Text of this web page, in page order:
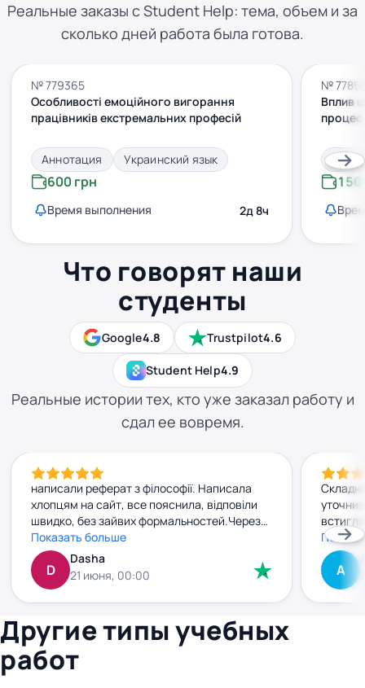
Реальные заказы с Student Help: тема, объем и за
сколько дней работа была готова.
№ 779365
Особливості емоційного вигорання
працівників екстремальних професій
Аннотация Украинский язык
600 грн
Время выполнения 2д 8ч
№
Вплив
процес
150
Google4.8 Trustpilot4.6
Student Help4.9
Что говорят наши
студенты
Реальные истории тех, кто уже заказал работу и
сдал ее вовремя.
написали реферат з філософії. Написала
хлопцям на сайт, все пояснила, відповіли
швидко, без зайвих формальностей.Через
добу вже мала готову роботу. Текст
нормальний, без води, прочитала — усе
зрозуміло. Заплатила заздалегідь, і жодних
сюрпризів чи “доплат” потім не було. Все
чітко й по-людськи. Рекомендую
Показать больше
D
Dasha
21 июня, 00:00
внести
без
плюс.
А
Другие типы учебных
работ